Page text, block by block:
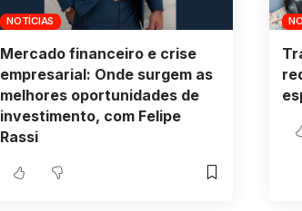
NOTÍCIAS
Mercado financeiro e crise
empresarial: Onde surgem as
melhores oportunidades de
investimento, com Felipe
Rassi